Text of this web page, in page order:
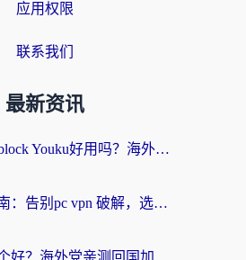
应用权限
联系我们
最新资讯
ChickCN和Unblock Youku好用吗？海外党亲测3款回国加速器，附iOS免费选择指南
海外党避坑指南：告别pc vpn 破解，选对回国加速器轻松访问国内资源